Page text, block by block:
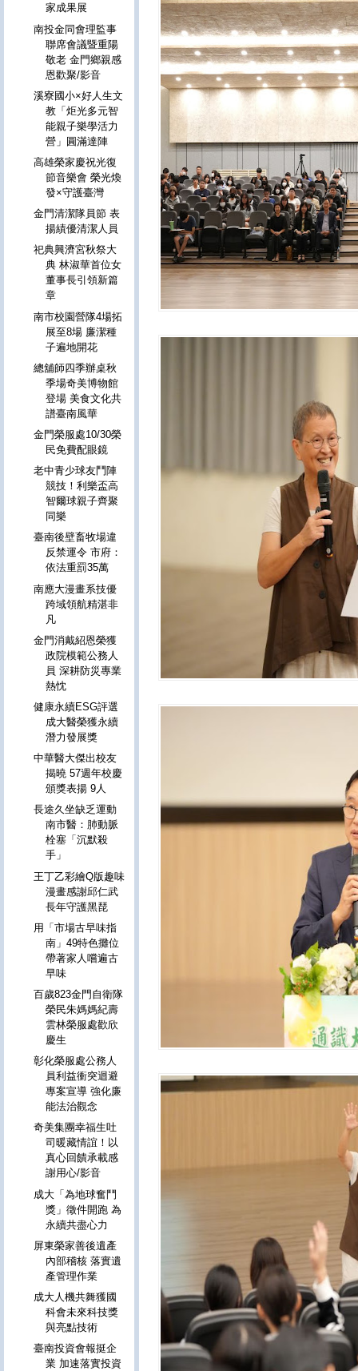
家成果展
南投金同會理監事
聯席會議暨重陽
敬老 金門鄉親感
恩歡聚/影音
溪寮國小×好人生文
教「炬光多元智
能親子樂學活力
營」圓滿達陣
高雄榮家慶祝光復
節音樂會 榮光煥
發×守護臺灣
金門清潔隊員節 表
揚績優清潔人員
祀典興濟宮秋祭大
典 林淑華首位女
董事長引領新篇
章
南市校園營隊4場拓
展至8場 廉潔種
子遍地開花
總舖師四季辦桌秋
季場奇美博物館
登場 美食文化共
譜臺南風華
金門榮服處10/30榮
民免費配眼鏡
老中青少球友鬥陣
競技！利樂盃高
智爾球親子齊聚
同樂
臺南後壁畜牧場違
反禁運令 市府：
依法重罰35萬
南應大漫畫系技優
跨域領航精湛非
凡
金門消戴紹恩榮獲
政院模範公務人
員 深耕防災專業
熱忱
健康永續ESG評選
成大醫榮獲永續
潛力發展獎
中華醫大傑出校友
揭曉 57週年校慶
頒獎表揚 9人
長途久坐缺乏運動
南市醫：肺動脈
栓塞「沉默殺
手」
王丁乙彩繪Q版趣味
漫畫感謝邱仁武
長年守護黑琵
用「市場古早味指
南」49特色攤位
帶著家人嚐遍古
早味
百歲823金門自衛隊
榮民朱媽媽紀壽
雲林榮服處歡欣
慶生
彰化榮服處公務人
員利益衝突迴避
專案宣導 強化廉
能法治觀念
奇美集團幸福生吐
司暖藏情誼！以
真心回饋承載感
謝用心/影音
成大「為地球奮鬥
獎」徵件開跑 為
永續共盡心力
屏東榮家善後遺產
內部稽核 落實遺
產管理作業
成大人機共舞獲國
科會未來科技獎
與亮點技術
臺南投資會報挺企
業 加速落實投資